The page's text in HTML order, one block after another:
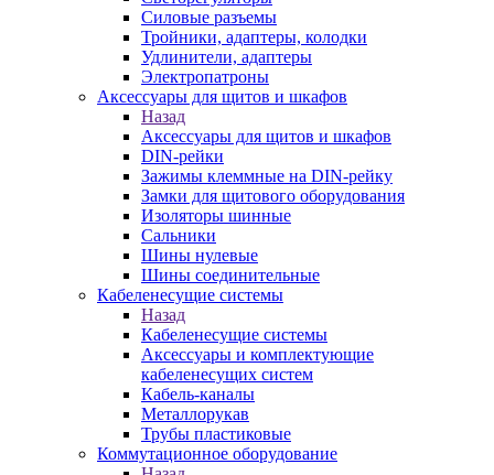
Силовые разъемы
Тройники, адаптеры, колодки
Удлинители, адаптеры
Электропатроны
Аксессуары для щитов и шкафов
Назад
Аксессуары для щитов и шкафов
DIN-рейки
Зажимы клеммные на DIN-рейку
Замки для щитового оборудования
Изоляторы шинные
Сальники
Шины нулевые
Шины соединительные
Кабеленесущие системы
Назад
Кабеленесущие системы
Аксессуары и комплектующие
кабеленесущих систем
Кабель-каналы
Металлорукав
Трубы пластиковые
Коммутационное оборудование